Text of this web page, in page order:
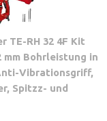
TE-RH 32 4F Kit
mm Bohrleistung in
Vibrationsgriff,
Spitzz- und